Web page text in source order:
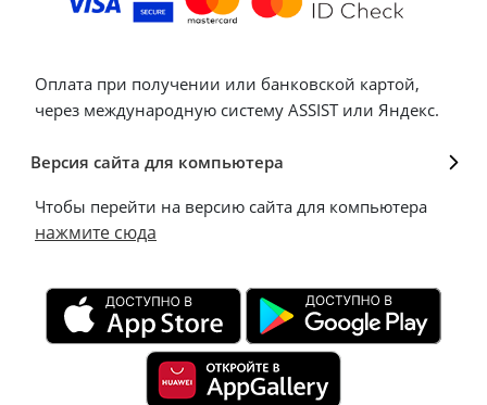
Оплата при получении или банковской картой,
через международную систему ASSIST или Яндекс.
Версия сайта для компьютера
Чтобы перейти на версию сайта для компьютера
нажмите сюда